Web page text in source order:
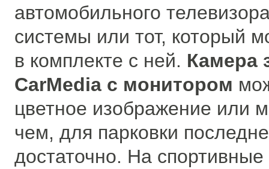
автомобильного
системы или тот, который
в комплекте с ней. Камера
CarMedia с монитором
цветное изображение или
чем, для парковки
достаточно. На